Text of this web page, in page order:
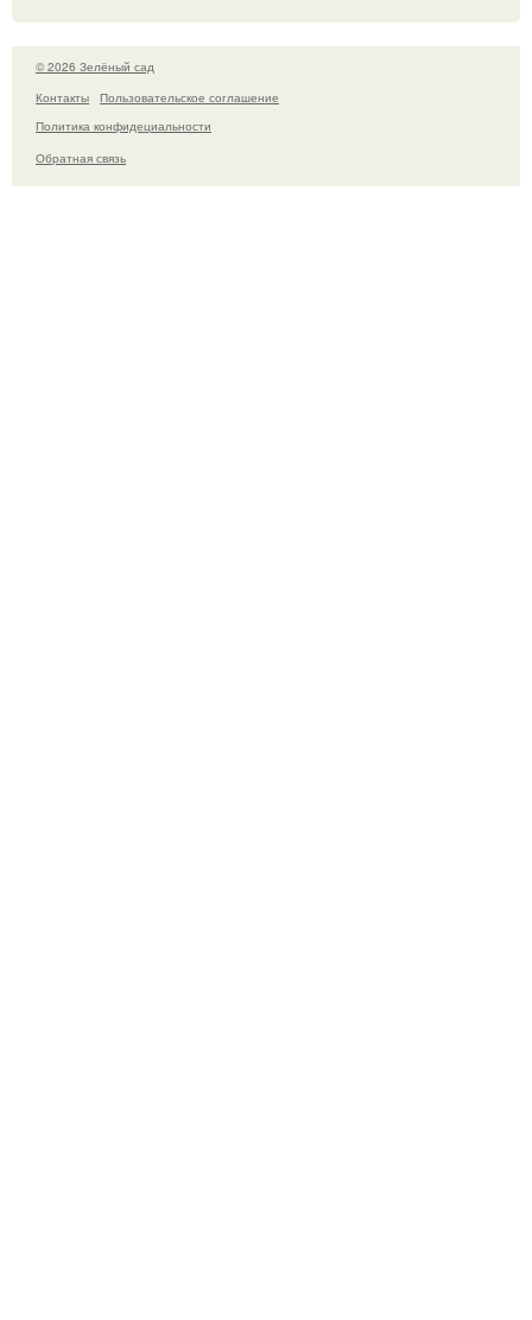
© 2026 Зелёный сад
Контакты
Пользовательское соглашение
Политика конфидециальности
Обратная связь